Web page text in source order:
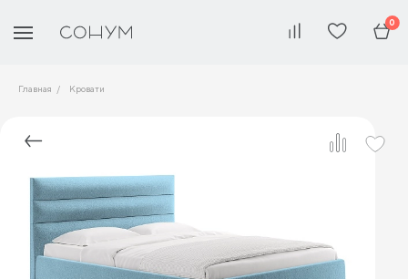
0
Главная Кровати